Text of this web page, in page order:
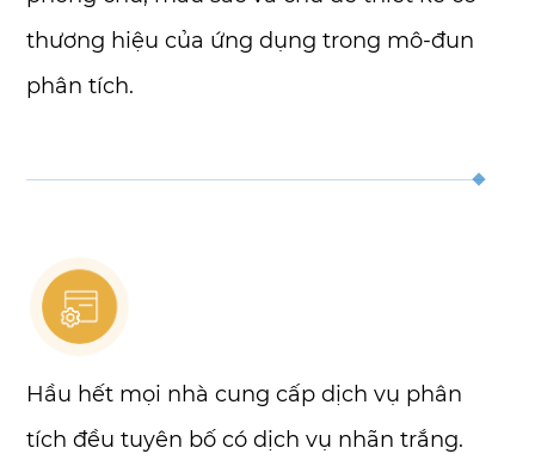
thương hiệu của ứng dụng trong mô-đun
phân tích.
Hầu hết mọi nhà cung cấp dịch vụ phân
tích đều tuyên bố có dịch vụ nhãn trắng.